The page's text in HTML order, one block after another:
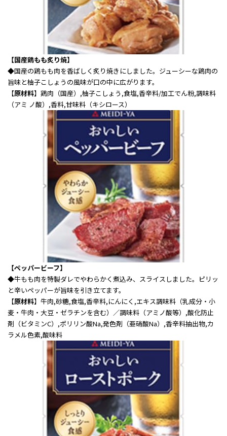
【国産鶏もも炙り焼】
◆国産の鶏もも肉を香ばしく炙り焼きにしました。ジューシーな鶏肉の
旨味と柚子こしょうの風味が口の中に広がります。
【原材料】鶏肉（国産）,柚子こしょう,食塩,香辛料/加工でん粉,調味料
（アミ ノ酸）,香料,甘味料（キシロース）
【ペッパービーフ】
◆牛もも肉を特製ダレでやわらかく煮込み、スライスしました。ピリッ
と辛いペッパーが旨味を引き立てます。
【原材料】牛肉,砂糖,食塩,香辛料,にんにく,エキス調味料（乳成分・小
麦・牛肉・大豆・ゼラチンを含む）／調味料（アミノ酸等）,酸化防止
剤（ビタミンC）,ポリリン酸Na,発色剤（亜硝酸Na）,香辛料抽出物,カ
ラメル色素,酸味料